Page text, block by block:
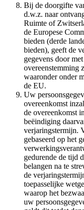
Bij de doorgifte
d.w.z. naar
Ruimte of
de Europese
bieden (derde
bieden), geeft de
gegevens door
overeenstemming
waaronder onder
de EU.
Uw
overeenkomst
de overeenkomst
beëindiging
verjaringstermijn.
gebaseerd op het
gedurende de tijd
belangen na te
de
toepasselijke
waarop het
uw